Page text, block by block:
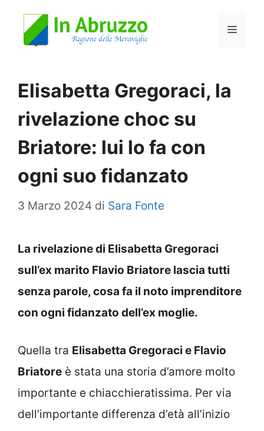
Menu
Elisabetta Gregoraci, la
rivelazione choc su
Briatore: lui lo fa con
ogni suo fidanzato
3 Marzo 2024 di Sara Fonte
La rivelazione di Elisabetta Gregoraci
sull’ex marito Flavio Briatore lascia tutti
senza parole, cosa fa il noto imprenditore
con ogni fidanzato dell’ex moglie.
Quella tra Elisabetta Gregoraci e Flavio
Briatore è stata una storia d’amore molto
importante e chiacchieratissima. Per via
dell’importante differenza d’età all’inizio